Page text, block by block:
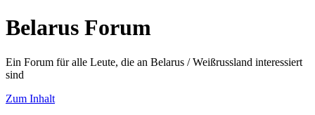
Belarus Forum
Ein Forum für alle Leute, die an Belarus / Weißrussland interessiert
sind
Zum Inhalt